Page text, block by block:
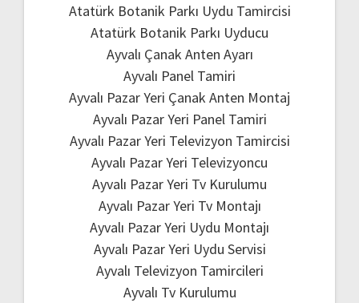
Atatürk Botanik Parkı Uydu Tamircisi
Atatürk Botanik Parkı Uyducu
Ayvalı Çanak Anten Ayarı
Ayvalı Panel Tamiri
Ayvalı Pazar Yeri Çanak Anten Montaj
Ayvalı Pazar Yeri Panel Tamiri
Ayvalı Pazar Yeri Televizyon Tamircisi
Ayvalı Pazar Yeri Televizyoncu
Ayvalı Pazar Yeri Tv Kurulumu
Ayvalı Pazar Yeri Tv Montajı
Ayvalı Pazar Yeri Uydu Montajı
Ayvalı Pazar Yeri Uydu Servisi
Ayvalı Televizyon Tamircileri
Ayvalı Tv Kurulumu